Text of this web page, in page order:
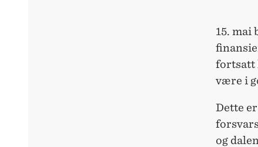
15.
fortsatt
være i
Dette
og